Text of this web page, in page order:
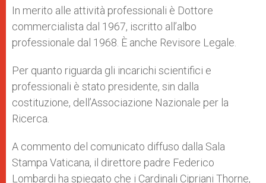
In merito alle attività professionali è Dottore
commercialista dal 1967, iscritto all’albo
professionale dal 1968. È anche Revisore Legale.
Per quanto riguarda gli incarichi scientifici e
professionali è stato presidente, sin dalla
costituzione, dell’Associazione Nazionale per la
Ricerca.
A commento del comunicato diffuso dalla Sala
Stampa Vaticana, il direttore padre Federico
Lombardi ha spiegato che i Cardinali Cipriani Thorne,